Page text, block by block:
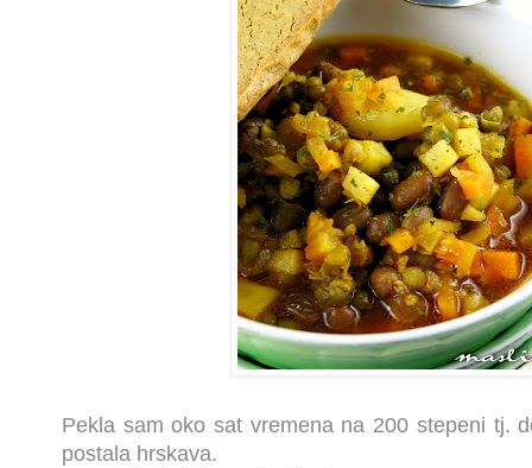
Pekla sam oko sat vremena na 200 stepeni tj.
postala hrskava.